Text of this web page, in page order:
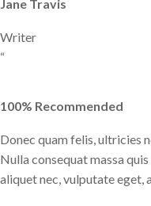
Jane Travis
Writer
“
100% Recommended
Donec quam felis, ultricies
Nulla consequat massa
aliquet nec, vulputate eget,